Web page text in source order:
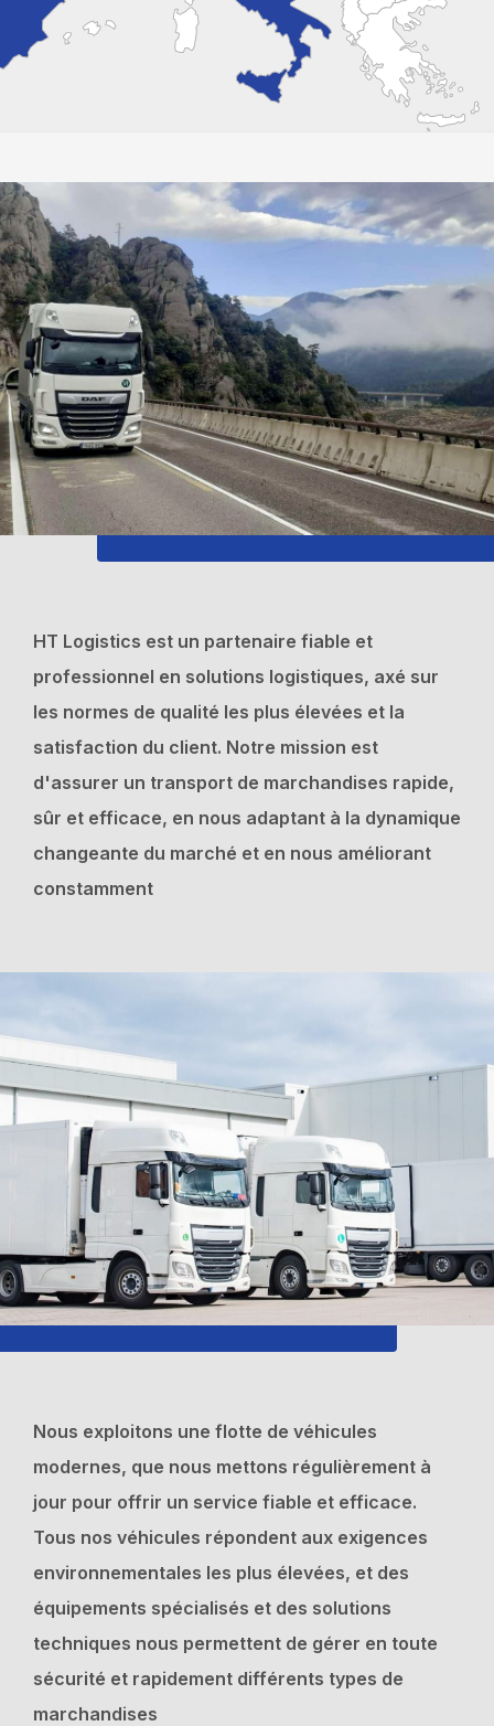
HT Logistics est un partenaire fiable et
professionnel en solutions logistiques, axé sur
les normes de qualité les plus élevées et la
satisfaction du client. Notre mission est
d'assurer un transport de marchandises rapide,
sûr et efficace, en nous adaptant à la dynamique
changeante du marché et en nous améliorant
constamment
Nous exploitons une flotte de véhicules
modernes, que nous mettons régulièrement à
jour pour offrir un service fiable et efficace.
Tous nos véhicules répondent aux exigences
environnementales les plus élevées, et des
équipements spécialisés et des solutions
techniques nous permettent de gérer en toute
sécurité et rapidement différents types de
marchandises